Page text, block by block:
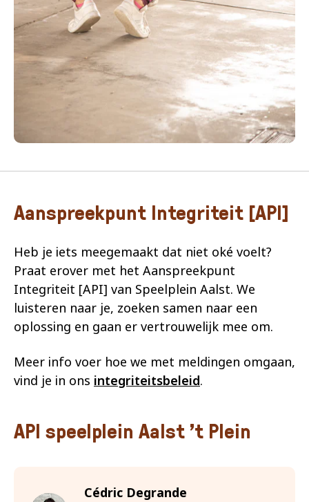
Aanspreekpunt Integriteit [API]
Heb je iets meegemaakt dat niet oké voelt?
Praat erover met het Aanspreekpunt
Integriteit [API] van Speelplein Aalst. We
luisteren naar je, zoeken samen naar een
oplossing en gaan er vertrouwelijk mee om.
Meer info voer hoe we met meldingen omgaan,
vind je in ons integriteitsbeleid.
API speelplein Aalst ’t Plein
Cédric Degrande